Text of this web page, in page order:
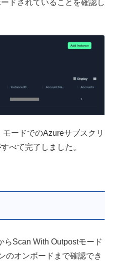
ドされていることを確認し
ードでのAzureサブスクリ
べて完了しました。
らScan With Outpostモード
のオンボードまで確認でき